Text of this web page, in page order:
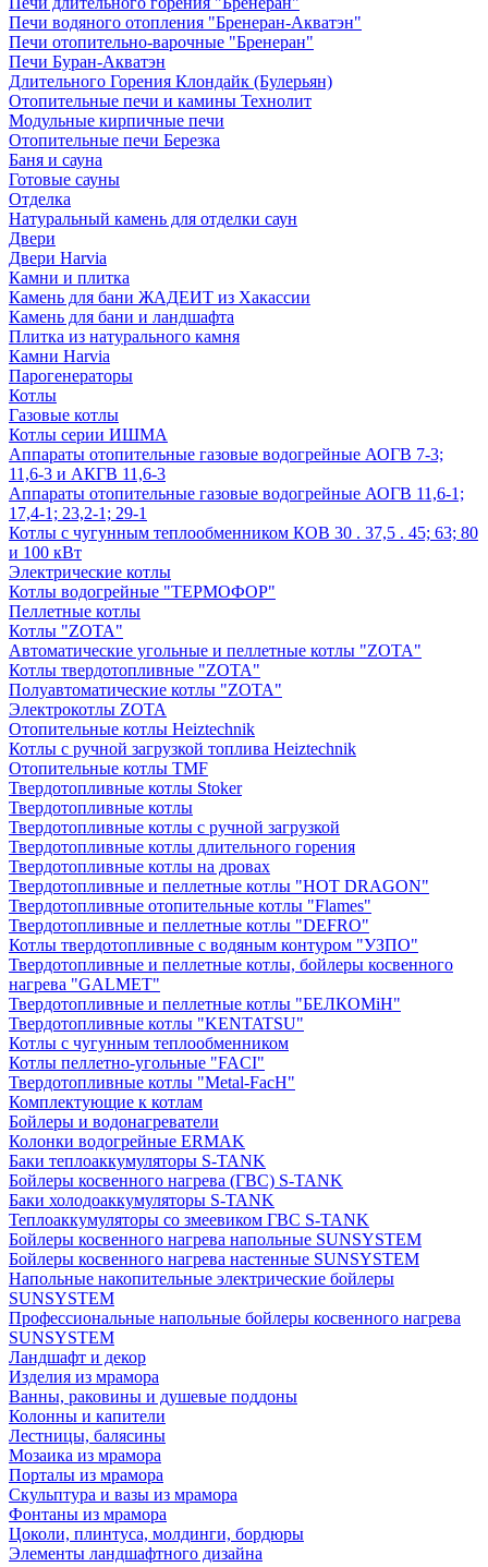
Печи водяного отопления "Бренеран-Акватэн"
Печи отопительно-варочные "Бренеран"
Печи Буран-Акватэн
Длительного Горения Клондайк (Булерьян)
Отопительные печи и камины Технолит
Модульные кирпичные печи
Отопительные печи Березка
Баня и сауна
Готовые сауны
Отделка
Натуральный камень для отделки саун
Двери
Двери Harvia
Камни и плитка
Камень для бани ЖАДЕИТ из Хакассии
Камень для бани и ландшафта
Плитка из натурального камня
Камни Harvia
Парогенераторы
Котлы
Газовые котлы
Котлы серии ИШМА
Аппараты отопительные газовые водогрейные АОГВ 7-3;
11,6-3 и АКГВ 11,6-3
Аппараты отопительные газовые водогрейные АОГВ 11,6-1;
17,4-1; 23,2-1; 29-1
Котлы с чугунным теплообменником КОВ 30 . 37,5 . 45; 63; 80
и 100 кВт
Электрические котлы
Котлы водогрейные "ТЕРМОФОР"
Пеллетные котлы
Котлы "ZOTA"
Автоматические угольные и пеллетные котлы "ZOTA"
Котлы твердотопливные "ZOTA"
Полуавтоматические котлы "ZOTA"
Электрокотлы ZOTA
Отопительные котлы Heiztechnik
Котлы с ручной загрузкой топлива Heiztechnik
Отопительные котлы TMF
Твердотопливные котлы Stoker
Твердотопливные котлы
Твердотопливные котлы с ручной загрузкой
Твердотопливные котлы длительного горения
Твердотопливные котлы на дровах
Твердотопливные и пеллетные котлы "HOT DRAGON"
Твердотопливные отопительные котлы "Flames"
Твердотопливные и пеллетные котлы "DEFRO"
Котлы твердотопливные с водяным контуром "УЗПО"
Твердотопливные и пеллетные котлы, бойлеры косвенного
нагрева "GALMET"
Твердотопливные и пеллетные котлы "БЕЛКОМiН"
Твердотопливные котлы "KENTATSU"
Котлы с чугунным теплообменником
Котлы пеллетно-угольные "FACI"
Твердотопливные котлы "Metal-FacH"
Комплектующие к котлам
Бойлеры и водонагреватели
Колонки водогрейные ERMAK
Баки теплоаккумуляторы S-TANK
Бойлеры косвенного нагрева (ГВС) S-TANK
Баки холодоаккумуляторы S-TANK
Теплоаккумуляторы со змеевиком ГВС S-TANK
Бойлеры косвенного нагрева напольные SUNSYSTEM
Бойлеры косвенного нагрева настенные SUNSYSTEM
Напольные накопительные электрические бойлеры
SUNSYSTEM
Профессиональные напольные бойлеры косвенного нагрева
SUNSYSTEM
Ландшафт и декор
Изделия из мрамора
Ванны, раковины и душевые поддоны
Колонны и капители
Лестницы, балясины
Мозаика из мрамора
Порталы из мрамора
Скульптура и вазы из мрамора
Фонтаны из мрамора
Цоколи, плинтуса, молдинги, бордюры
Элементы ландшафтного дизайна